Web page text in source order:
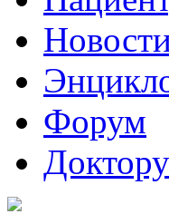
Форум
Доктору